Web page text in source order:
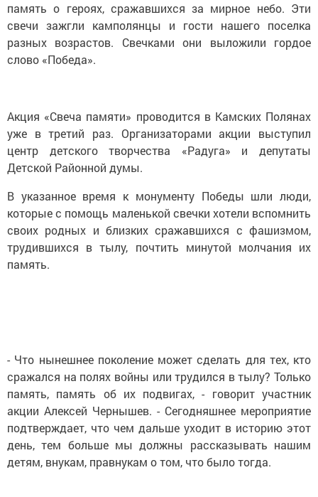
память о героях, сражавшихся за мирное небо. Эти
свечи зажгли камполянцы и гости нашего поселка
разных возрастов. Свечками они выложили гордое
слово «Победа».
Акция «Свеча памяти» проводится в Камских Полянах
уже в третий раз. Организаторами акции выступил
центр детского творчества «Радуга» и депутаты
Детской Районной думы.
В указанное время к монументу Победы шли люди,
которые с помощь маленькой свечки хотели вспомнить
своих родных и близких сражавшихся с фашизмом,
трудившихся в тылу, почтить минутой молчания их
память.
- Что нынешнее поколение может сделать для тех, кто
сражался на полях войны или трудился в тылу? Только
память, память об их подвигах, - говорит участник
акции Алексей Чернышев. - Сегодняшнее мероприятие
подтверждает, что чем дальше уходит в историю этот
день, тем больше мы должны рассказывать нашим
детям, внукам, правнукам о том, что было тогда.